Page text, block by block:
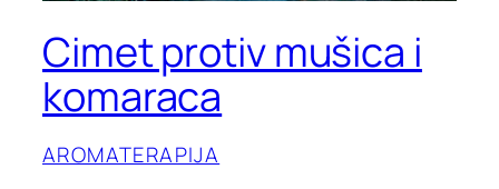
Cimet protiv mušica i
komaraca
AROMATERAPIJA